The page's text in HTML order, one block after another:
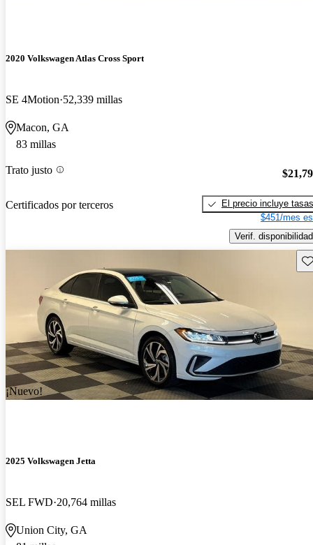
2020 Volkswagen Atlas Cross Sport
SE 4Motion 52,339 millas
Macon, GA
83 millas
Trato justo
Certificados por terceros
El precio incluye tasas
$451/mes
Verif. disponibilidad
¡Nuevo!
2025 Volkswagen Jetta
SEL FWD 20,764 millas
Union City, GA